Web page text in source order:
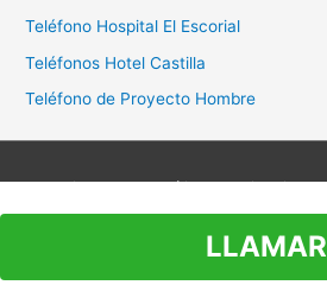
Teléfono Hospital El Escorial
Teléfonos Hotel Castilla
Teléfono de Proyecto Hombre
Aviso legal Política de privacidad
Contacto
LLAMAR